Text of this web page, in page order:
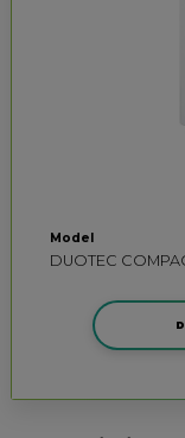
Model
DUOTEC